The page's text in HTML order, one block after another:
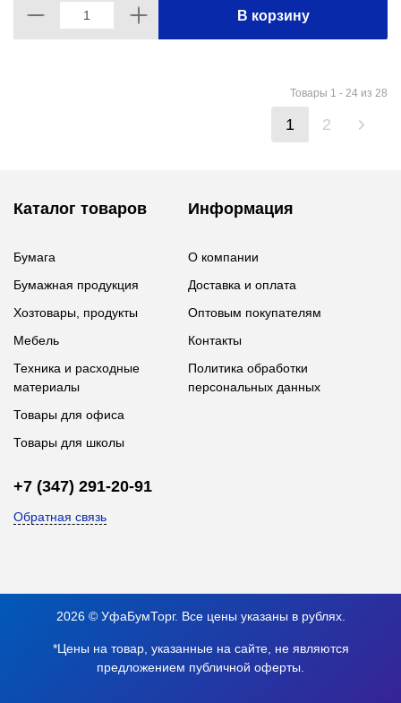
В корзину
Товары 1 - 24 из 28
1 2
Каталог товаров
Бумага
Бумажная продукция
Хозтовары, продукты
Мебель
Техника и расходные
материалы
Товары для офиса
Товары для школы
Информация
О компании
Доставка и оплата
Оптовым покупателям
Контакты
Политика обработки
персональных данных
+7 (347) 291-20-91
Обратная связь
2026 © УфаБумТорг. Все цены указаны в рублях.
*Цены на товар, указанные на сайте, не являются
предложением публичной оферты.